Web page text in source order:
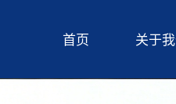
首页 关于